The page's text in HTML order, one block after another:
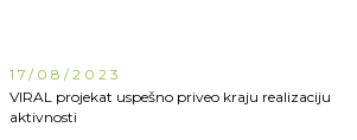
17/08/2023
VIRAL projekat uspešno priveo kraju realizaciju
aktivnosti